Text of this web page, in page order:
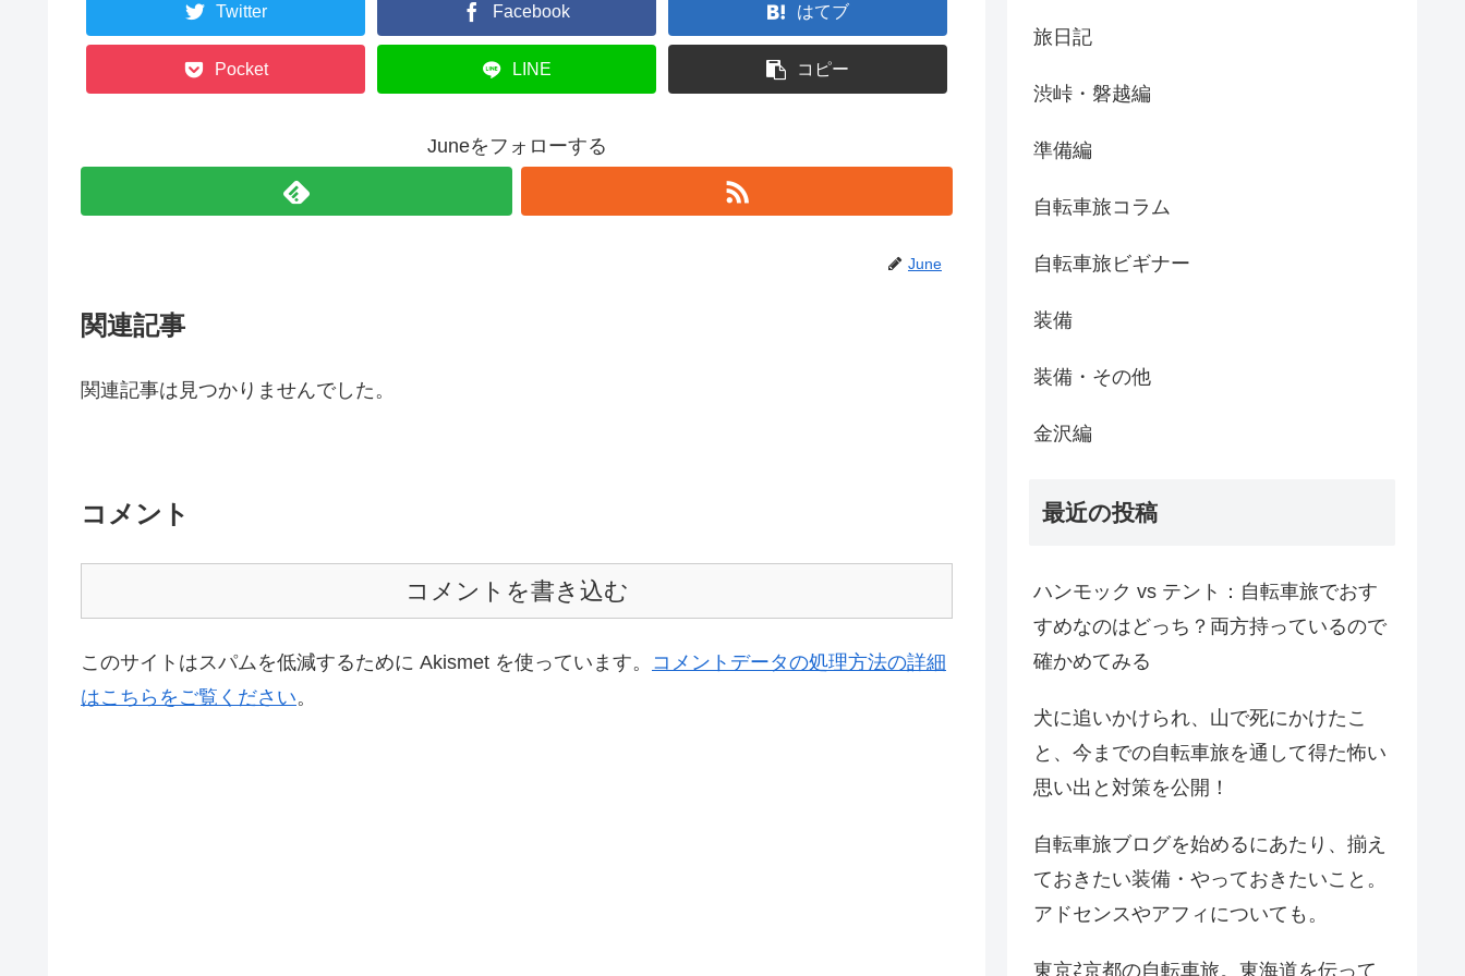
Twitter Facebook はてブ
Pocket LINE コピー
Juneをフォローする
June
関連記事
関連記事は見つかりませんでした。
コメント
コメントを書き込む
このサイトはスパムを低減するために Akismet を使っています。 コメントデータの処理方法の詳細
はこちらをご覧ください。
旅日記
渋峠・磐越編
準備編
自転車旅コラム
自転車旅ビギナー
装備
装備・その他
金沢編
最近の投稿
ハンモック vs テント：自転車旅でおす
すめなのはどっち？両方持っているので
確かめてみる
犬に追いかけられ、山で死にかけたこ
と、今までの自転車旅を通して得た怖い
思い出と対策を公開！
自転車旅ブログを始めるにあたり、揃え
ておきたい装備・やっておきたいこと。
アドセンスやアフィについても。
東京⇄京都の自転車旅。東海道を伝って